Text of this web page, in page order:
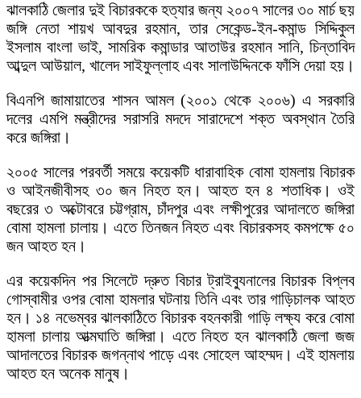
ঝালকাঠি জেলার দুই বিচারককে হত্যার জন্য ২০০৭ সালের ৩০ মার্চ ছয়
জঙ্গি নেতা শায়খ আবদুর রহমান, তার সেকেন্ড-ইন-কমান্ড সিদ্দিকুল
ইসলাম বাংলা ভাই, সামরিক কমান্ডার আতাউর রহমান সানি, চিন্তাবিদ
আব্দুল আউয়াল, খালেদ সাইফুল্লাহ এবং সালাউদ্দিনকে ফাঁসি দেয়া হয়।
বিএনপি জামায়াতের শাসন আমল (২০০১ থেকে ২০০৬) এ সরকারি
দলের এমপি মন্ত্রীদের সরাসরি মদদে সারাদেশে শক্ত অবস্থান তৈরি
করে জঙ্গিরা।
২০০৫ সালের পরবর্তী সময়ে কয়েকটি ধারাবাহিক বোমা হামলায় বিচারক
ও আইনজীবীসহ ৩০ জন নিহত হন। আহত হন ৪ শতাধিক। ওই
বছরের ৩ অক্টোবরে চট্টগ্রাম, চাঁদপুর এবং লক্ষীপুরের আদালতে জঙ্গিরা
বোমা হামলা চালায়। এতে তিনজন নিহত এবং বিচারকসহ কমপক্ষে ৫০
জন আহত হন।
এর কয়েকদিন পর সিলেটে দ্রুত বিচার ট্রাইব্যুনালের বিচারক বিপ্লব
গোস্বামীর ওপর বোমা হামলার ঘটনায় তিনি এবং তার গাড়িচালক আহত
হন। ১৪ নভেম্বর ঝালকাঠিতে বিচারক বহনকারী গাড়ি লক্ষ্য করে বোমা
হামলা চালায় আত্মঘাতি জঙ্গিরা। এতে নিহত হন ঝালকাঠি জেলা জজ
আদালতের বিচারক জগন্নাথ পাড়ে এবং সোহেল আহম্মদ। এই হামলায়
আহত হন অনেক মানুষ।